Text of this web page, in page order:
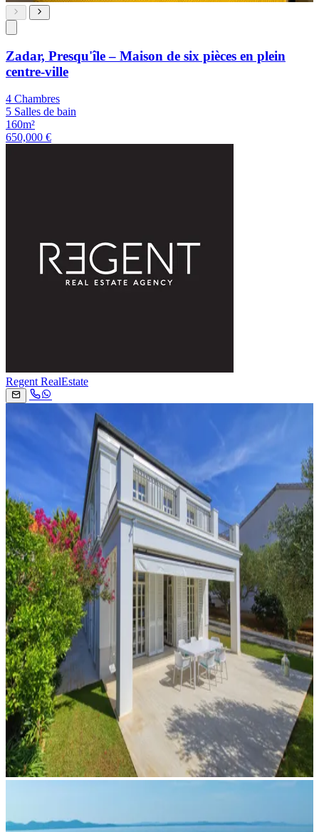
Zadar, Presqu'île – Maison de six pièces en plein
centre-ville
4 Chambres
5 Salles de bain
160m²
650,000 €
Regent RealEstate